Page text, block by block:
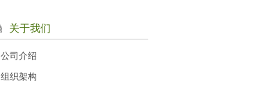
关于我们
公司介绍
组织架构